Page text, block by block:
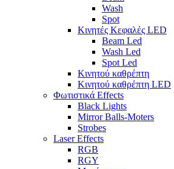
Wash
Spot
Κινητές Κεφαλές LED
Beam Led
Wash Led
Spot Led
Κινητού καθρέπτη
Κινητού καθρέπτη LED
Φωτιστικά Effects
Black Lights
Mirror Balls-Moters
Strobes
Laser Effects
RGB
RGY